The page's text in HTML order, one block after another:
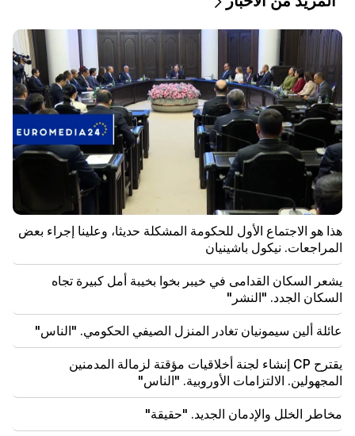
هذا هو الاجتماع الأول للحكومة المشكلة حديثا، وعلينا إجراء
بعض المراجعات. نيكول باشينيان
09:06
مباشر: اجتماع مجلس الوزراء
08:37
يشعر السكان القدامى في خيبر بخوا بخيبة أمل كبيرة تجاه
السكان الجدد. "النشر"
08:22
عائلة ألين سيمونيان تغادر المنزل الصيفي الحكومي.
"الناس"
08:06
يقترح CP إنشاء لجنة أخلاقيات مؤقتة لزمالة المدمنين
المجهولين. الالتزامات الأوروبية. "الناس"
07:58
مخاطر الخلل والإدمان الجديد. "حقيقة"
02:03
"أعتقد أن النادي الأرمني سيلعب في المرحلة الرئيسية من
دوري أبطال أوروبا للمرة الأولى." بيريزوفسكي
01:43
هذا هو الاجتماع الأول للحكومة المشكلة حديثا، وعلينا إجراء بعض
المراجعات. نيكول باشينيان
يشعر السكان القدامى في خيبر بخوا بخيبة أمل كبيرة تجاه
السكان الجدد. "النشر"
عائلة ألين سيمونيان تغادر المنزل الصيفي الحكومي. "الناس"
يقترح CP إنشاء لجنة أخلاقيات مؤقتة لزمالة المدمنين
المجهولين. الالتزامات الأوروبية. "الناس"
مخاطر الخلل والإدمان الجديد. "حقيقة"